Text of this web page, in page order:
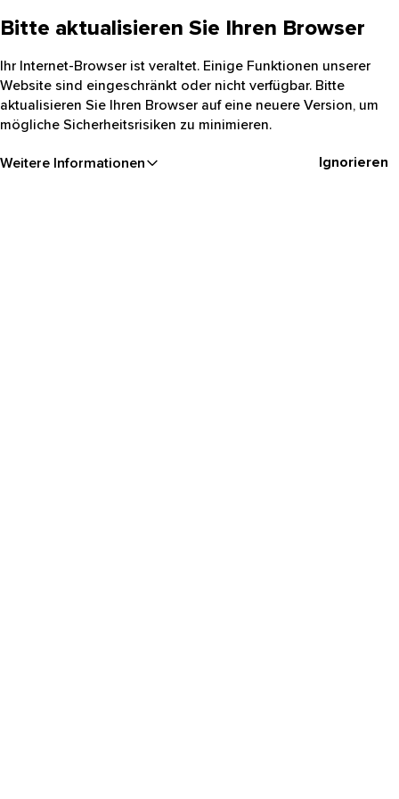
Bitte aktualisieren Sie Ihren Browser
Ihr Internet-Browser ist veraltet. Einige Funktionen unserer
Website sind eingeschränkt oder nicht verfügbar. Bitte
aktualisieren Sie Ihren Browser auf eine neuere Version, um
mögliche Sicherheitsrisiken zu minimieren.
Weitere Informationen Ignorieren